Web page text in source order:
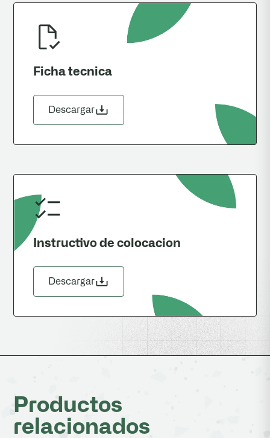
Ficha tecnica
Descargar
Instructivo de colocacion
Descargar
Productos
relacionados